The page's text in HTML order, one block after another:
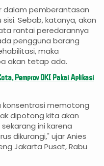
dalam pemberantasan
Sebab, katanya, akan
rantai peredarannya
pengguna barang
maka
akan tetap ada.
Pemprov DKI Pakai Aplikasi
konsentrasi memotong
dipotong kita akan
ini karena
dikurangi," ujar Anies
Jakarta Pusat, Rabu